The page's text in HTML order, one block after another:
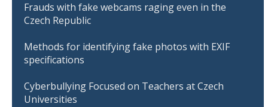
Frauds with fake webcams raging even in the
Czech Republic
Methods for identifying fake photos with EXIF
specifications
Cyberbullying Focused on Teachers at Czech
Universities